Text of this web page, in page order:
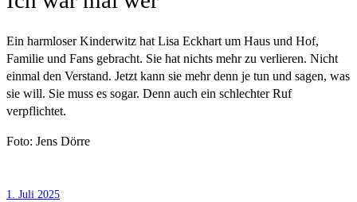
Ein harmloser Kinderwitz hat Lisa Eckhart um Haus und Hof,
Familie und Fans gebracht. Sie hat nichts mehr zu verlieren. Nicht
einmal den Verstand. Jetzt kann sie mehr denn je tun und sagen, was
sie will. Sie muss es sogar. Denn auch ein schlechter Ruf
verpflichtet.
Foto: Jens Dörre
1. Juli 2025